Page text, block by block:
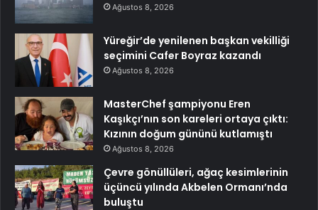
Ağustos 8, 2026
Yüreğir’de yenilenen başkan vekilliği
seçimini Cafer Boyraz kazandı
Ağustos 8, 2026
MasterChef şampiyonu Eren
Kaşıkçı’nın son kareleri ortaya çıktı:
Kızının doğum gününü kutlamıştı
Ağustos 8, 2026
Çevre gönüllüleri, ağaç kesimlerinin
üçüncü yılında Akbelen Ormanı’nda
buluştu